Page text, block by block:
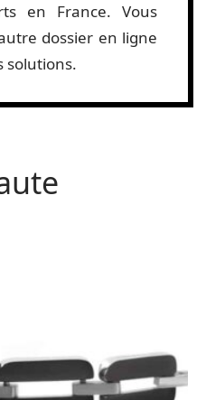
en France. Vous
dossier en ligne
solutions.